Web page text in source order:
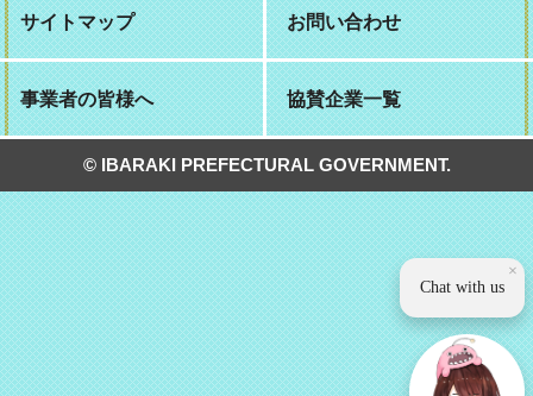
サイトマップ お問い合わせ
事業者の皆様へ 協賛企業一覧
© IBARAKI PREFECTURAL GOVERNMENT.
×
Chat with us